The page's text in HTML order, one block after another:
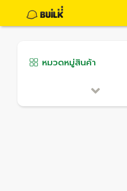
หมวดหมู่สินค้า